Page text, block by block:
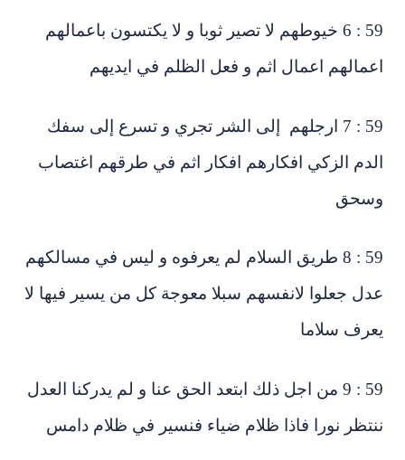
59 : 6 خيوطهم لا تصير ثوبا و لا يكتسون باعمالهم
اعمال اثم و فعل الظلم في ايديهم
59 : 7 ارجلهم إلى الشر تجري و تسرع إلى سفك
الزكي افكارهم افكار اثم في طرقهم اغتصاب
59 : 8 طريق السلام لم يعرفوه و ليس في مسالكهم
جعلوا لانفسهم سبلا معوجة كل من يسير فيها لا
سلاما
59 : 9 من اجل ذلك ابتعد الحق عنا و لم يدركنا العدل
نورا فاذا ظلام ضياء فنسير في ظلام دامس